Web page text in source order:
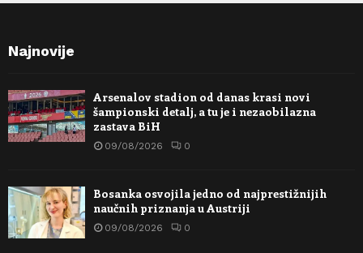
Najnovije
Arsenalov stadion od danas krasi novi
šampionski detalj, a tu je i nezaobilazna
zastava BiH
09/08/2026 0
Bosanka osvojila jedno od najprestižnijih
naučnih priznanja u Austriji
09/08/2026 0